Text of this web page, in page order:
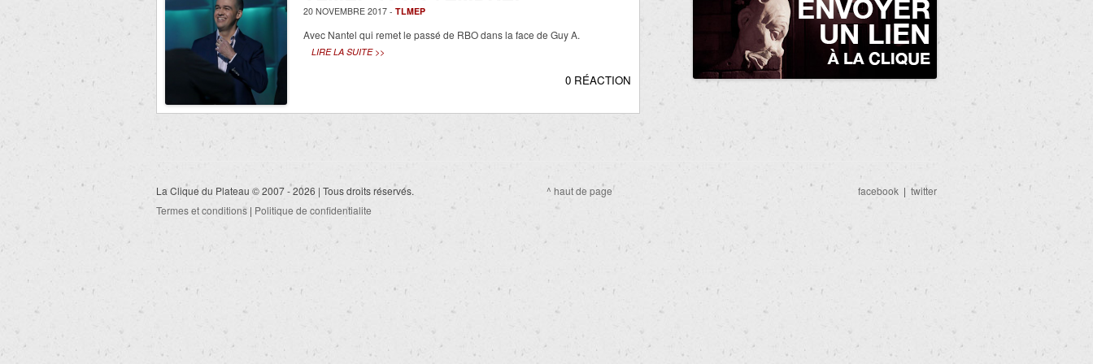
20 NOVEMBRE 2017 - TLMEP
Avec Nantel qui remet le passé de RBO dans la face de Guy A.
LIRE LA SUITE >>
0 RÉACTION
La Clique du Plateau © 2007 - 2026 | Tous droits réservés.
Termes et conditions | Politique de confidentialite
^ haut de page facebook | twitter